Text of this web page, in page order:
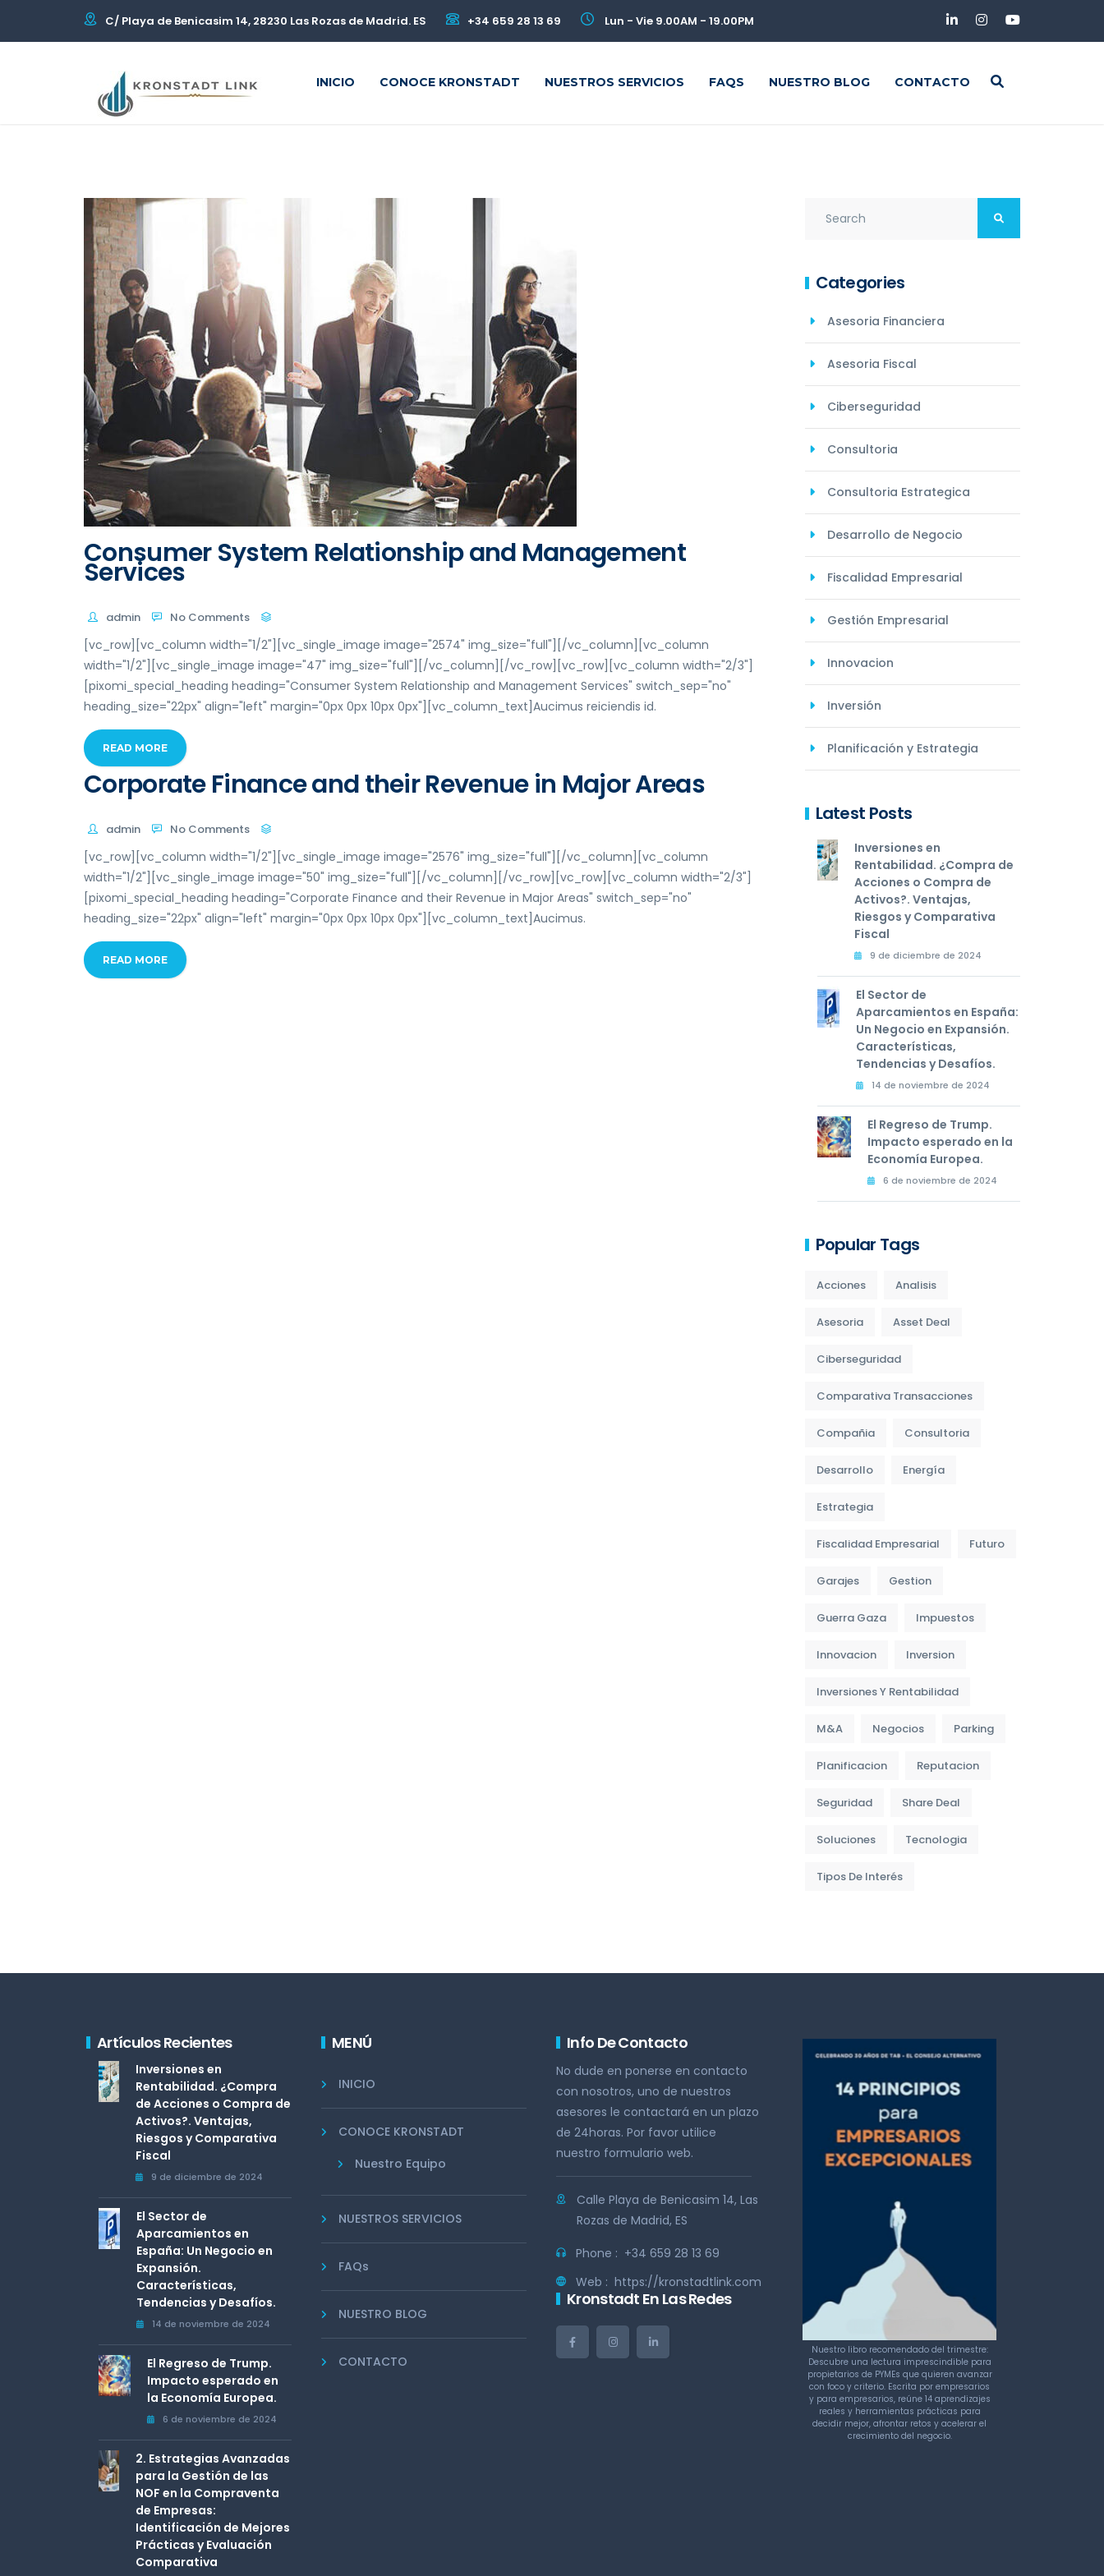
C/ Playa de Benicasim 14, 28230 Las Rozas de Madrid. ES +34 659 28 13 69 Lun - Vie 9.00AM - 19.00PM
INICIO CONOCE KRONSTADT NUESTROS SERVICIOS FAQS NUESTRO BLOG CONTACTO
Consumer System Relationship and Management
Services
admin No Comments
[vc_row][vc_column width="1/2"][vc_single_image image="2574" img_size="full"][/vc_column][vc_column
width="1/2"][vc_single_image image="47" img_size="full"][/vc_column][/vc_row][vc_row][vc_column width="2/3"]
[pixomi_special_heading heading="Consumer System Relationship and Management Services" switch_sep="no"
heading_size="22px" align="left" margin="0px 0px 10px 0px"][vc_column_text]Aucimus reiciendis id.
READ MORE
Corporate Finance and their Revenue in Major Areas
admin No Comments
[vc_row][vc_column width="1/2"][vc_single_image image="2576" img_size="full"][/vc_column][vc_column
width="1/2"][vc_single_image image="50" img_size="full"][/vc_column][/vc_row][vc_row][vc_column width="2/3"]
[pixomi_special_heading heading="Corporate Finance and their Revenue in Major Areas" switch_sep="no"
heading_size="22px" align="left" margin="0px 0px 10px 0px"][vc_column_text]Aucimus.
READ MORE
Categories
Asesoria Financiera
Asesoria Fiscal
Ciberseguridad
Consultoria
Consultoria Estrategica
Desarrollo de Negocio
Fiscalidad Empresarial
Gestión Empresarial
Innovacion
Inversión
Planificación y Estrategia
Latest Posts
Inversiones en
Rentabilidad. ¿Compra de
Acciones o Compra de
Activos?. Ventajas,
Riesgos y Comparativa
Fiscal
9 de diciembre de 2024
El Sector de
Aparcamientos en España:
Un Negocio en Expansión.
Características,
Tendencias y Desafíos.
14 de noviembre de 2024
El Regreso de Trump.
Impacto esperado en la
Economía Europea.
6 de noviembre de 2024
Popular Tags
Acciones Analisis
Asesoria Asset Deal
Ciberseguridad
Comparativa Transacciones
Compañia Consultoria
Desarrollo Energía
Estrategia
Fiscalidad Empresarial Futuro
Garajes Gestion
Guerra Gaza Impuestos
Innovacion Inversion
Inversiones Y Rentabilidad
M&A Negocios Parking
Planificacion Reputacion
Seguridad Share Deal
Soluciones Tecnologia
Tipos De Interés
Artículos Recientes
Inversiones en
Rentabilidad. ¿Compra
de Acciones o Compra de
Activos?. Ventajas,
Riesgos y Comparativa
Fiscal
9 de diciembre de 2024
El Sector de
Aparcamientos en
España: Un Negocio en
Expansión.
Características,
Tendencias y Desafíos.
14 de noviembre de 2024
El Regreso de Trump.
Impacto esperado en
la Economía Europea.
6 de noviembre de 2024
2. Estrategias Avanzadas
para la Gestión de las
NOF en la Compraventa
de Empresas:
Identificación de Mejores
Prácticas y Evaluación
Comparativa
MENÚ
INICIO
CONOCE KRONSTADT
Nuestro Equipo
NUESTROS SERVICIOS
FAQs
NUESTRO BLOG
CONTACTO
Info De Contacto
No dude en ponerse en contacto
con nosotros, uno de nuestros
asesores le contactará en un plazo
de 24horas. Por favor utilice
nuestro formulario web.
Calle Playa de Benicasim 14, Las
Rozas de Madrid, ES
Phone : +34 659 28 13 69
Web : https://kronstadtlink.com
Nuestro libro recomendado del trimestre:
Descubre una lectura imprescindible para
propietarios de PYMEs que quieren avanzar
con foco y criterio. Escrita por empresarios
y para empresarios, reúne 14 aprendizajes
reales y herramientas prácticas para
decidir mejor, afrontar retos y acelerar el
crecimiento del negocio.
Kronstadt En Las Redes